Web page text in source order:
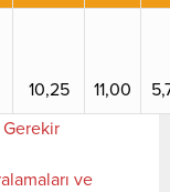
10,25 11,00
ve